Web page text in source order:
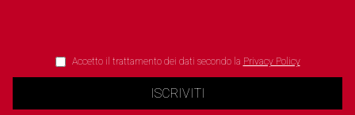
Accetto il trattamento dei dati secondo la Privacy Policy
ISCRIVITI